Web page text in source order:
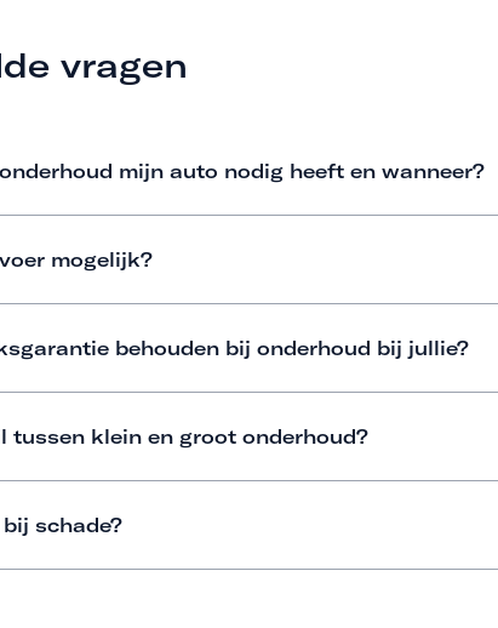
vragen
mijn auto nodig heeft en wanneer?
mogelijk?
behouden bij onderhoud bij jullie?
tussen klein en groot onderhoud?
schade?